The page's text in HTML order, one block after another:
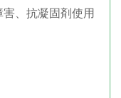
、抗凝固剤使用